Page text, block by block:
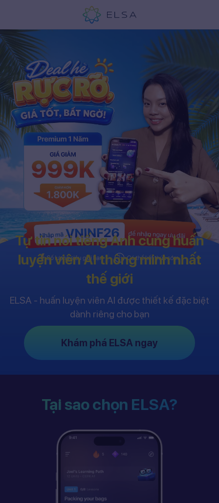
Tự tin nói tiếng Anh cùng huấn
luyện viên AI thông minh nhất
thế giới
ELSA - huấn luyện viên AI được thiết kế đặc biệt
dành riêng cho bạn
Khám phá ELSA ngay
Tại sao chọn ELSA?